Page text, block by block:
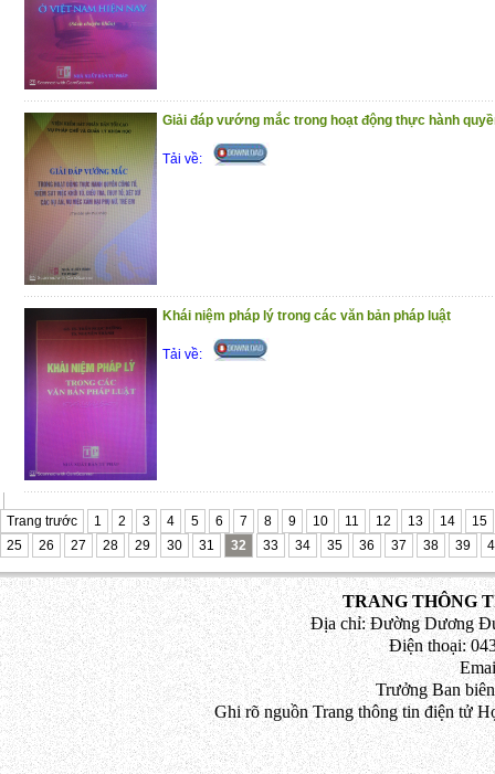
Giải đáp vướng mắc trong hoạt động thực hành
Tải về:
Khái niệm pháp lý trong các văn bản pháp luật
Tải về:
Trang trước 1 2 3 4 5 6 7 8 9 10 11 12 13 14
15
25
26 27 28 29 30 31 32 33 34 35 36 37 38 39
TRANG THÔNG
Địa chỉ: Đường Dương
Điện thoại:
Trưởng Ban
Ghi rõ nguồn Trang thông tin điện tử